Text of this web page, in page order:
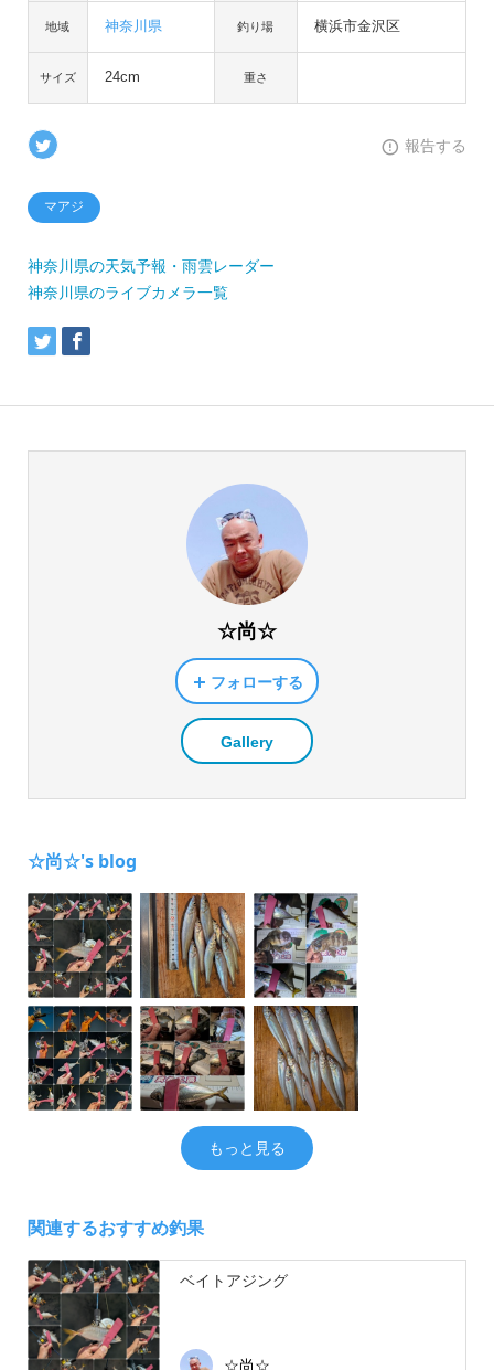
地域 神奈川県 釣り場 横浜市金沢区
サイズ 24cm 重さ
報告する
マアジ
神奈川県の天気予報・雨雲レーダー
神奈川県のライブカメラ一覧
☆尚☆
フォローする
Gallery
☆尚☆'s blog
もっと見る
関連するおすすめ釣果
ベイトアジング
☆尚☆